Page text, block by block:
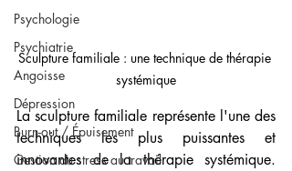
Psychologie
Psychiatrie
Angoisse
Dépression
Burn-out / Épuisement
Gestion du stress au travail
Sculpture familiale : une technique de thérapie
systémique
La sculpture familiale représente l'une des
techniques les plus puissantes et
innovantes de la thérapie systémique.